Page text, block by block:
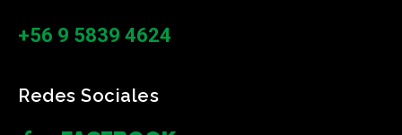
+56 9 5839 4624
Redes Sociales